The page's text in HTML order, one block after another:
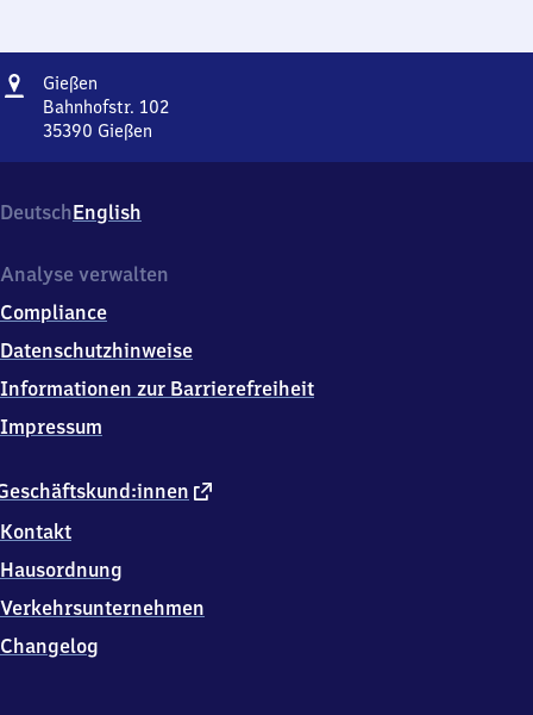
Adresse
Gießen
Bahnhofstr. 102
35390 Gießen
102,
3
3
0
Gießen
DeutschEnglish
externer
Kontakt
Hausordnung
Verkehrsunternehmen
Changelog
Analyse verwalten
Compliance
Datenschutzhinweise
Informationen zur Barrierefreiheit
Impressum